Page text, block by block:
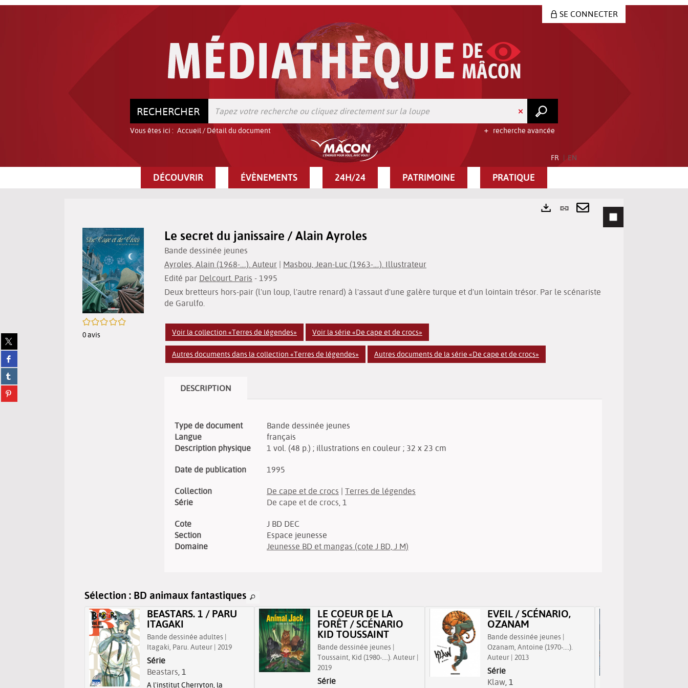
SE CONNECTER
RECHERCHER
recherche avancée
Vous êtes ici : Accueil/ Détail du document
FR EN
DÉCOUVRIR ÉVÈNEMENTS 24H/24 PATRIMOINE PRATIQUE
Partager
sur
twitter
(Nouvelle
fenêtre)
Partager
sur
facebook
(Nouvelle
fenêtre)
Partager
sur
tumblr
(Nouvelle
Partager
sur
Lien
permanent
Envoyer
/5
0avis
Le secret du janissaire / Alain Ayroles
Bande dessinée jeunes
Ayroles, Alain (1968-....). Auteur | Masbou, Jean-Luc (1963-....). Illustrateur
Edité par Delcourt. Paris - 1995
Deux bretteurs hors-pair (l'un loup, l'autre renard) à l'assaut d'une galère turque et d'un lointain trésor. Par le scénariste
de Garulfo.
Voir la collection «Terres de légendes» Voir la série «De cape et de crocs»
Autres documents dans la collection «Terres de légendes» Autres documents de la série «De cape et de crocs»
DESCRIPTION
Type de document
Bande dessinée jeunes
Langue
français
Description physique
1 vol. (48 p.) ; illustrations en couleur ; 32 x 23 cm
Date de publication 1995
Collection De cape et de crocs | Terres de légendes
Série
De cape et de crocs, 1
Cote
J BD DEC
Section
Espace jeunesse
Domaine
Jeunesse BD et mangas (cote J BD, J M)
Sélection : BD animaux fantastiques
BEASTARS. 1 / PARU
ITAGAKI
Bande dessinée adultes |
Itagaki, Paru. Auteur | 2019
Série
Beastars, 1
A l'institut Cherryton, la
LE COEUR DE LA
FORÊT / SCÉNARIO
KID TOUSSAINT
Bande dessinée jeunes |
Toussaint, Kid (1980-....). Auteur |
2019
Série
EVEIL / SCÉNARIO,
OZANAM
Bande dessinée jeunes |
Ozanam, Antoine (1970-....).
Auteur | 2013
Série
Klaw, 1